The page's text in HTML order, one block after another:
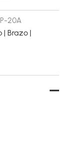
20A
| Brazo |